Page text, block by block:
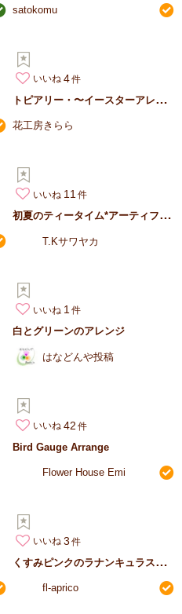
satokomu
いいね 4
ト
ピアリー・〜イースターアレンジ〜
花工房きらら
いいね 11
初
夏のティータイム*アーティフィシャルフラワーアレンジメント
T.Kサワヤカ
いいね 1
白とグリーンのアレンジ
はなどんや投稿
いいね 42
Bird Gauge Arrange
Flower House Emi
いいね 3
く
すみピンクのラナンキュラスとローズのミニブーケ
fl-aprico